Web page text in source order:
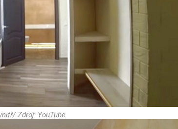
Zdroj: YouTube